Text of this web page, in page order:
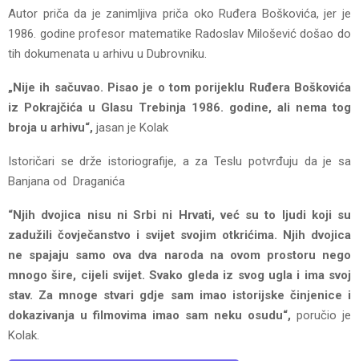
Autor priča da je zanimljiva priča oko Ruđera Boškovića, jer je
1986. godine profesor matematike Radoslav Milošević došao do
tih dokumenata u arhivu u Dubrovniku.
„Nije ih sačuvao. Pisao je o tom porijeklu Ruđera Boškovića
iz Pokrajčića u Glasu Trebinja 1986. godine, ali nema tog
broja u arhivu“, jasan je Kolak
Istoričari se drže istoriografije, a za Teslu potvrđuju da je sa
Banjana od Draganića
“Njih dvojica nisu ni Srbi ni Hrvati, već su to ljudi koji su
zadužili čovječanstvo i svijet svojim otkrićima. Njih dvojica
ne spajaju samo ova dva naroda na ovom prostoru nego
mnogo šire, cijeli svijet. Svako gleda iz svog ugla i ima svoj
stav. Za mnoge stvari gdje sam imao istorijske činjenice i
dokazivanja u filmovima imao sam neku osudu“, poručio je
Kolak.